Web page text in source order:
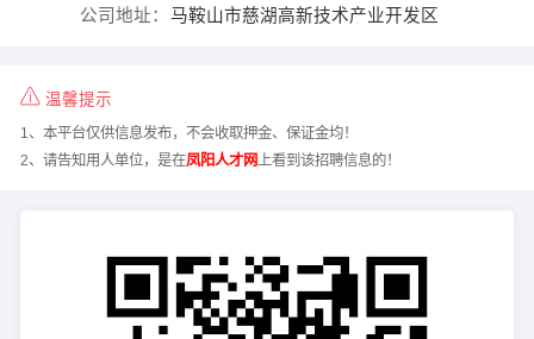
公司地址： 马鞍山市慈湖高新技术产业开发区
温馨提示
1、本平台仅供信息发布，不会收取押金、保证金均！
2、请告知用人单位，是在凤阳人才网上看到该招聘信息的！